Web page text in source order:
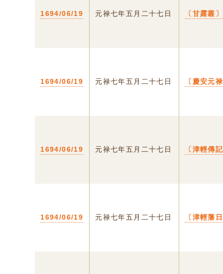
1694/06/19 元禄七年五月二十七日 〔甘露叢〕
1694/06/19 元禄七年五月二十七日 〔慶安元
1694/06/19 元禄七年五月二十七日 〔津輕傳
1694/06/19 元禄七年五月二十七日 〔津輕藩